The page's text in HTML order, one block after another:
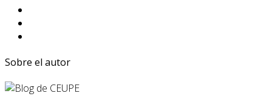
Sobre el autor